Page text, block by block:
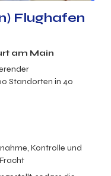
Flughafen
am Main
Standorten in 40
Kontrolle und